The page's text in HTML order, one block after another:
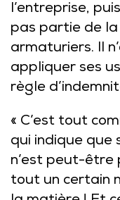
l’entreprise,
pas partie de
armaturiers. Il
appliquer ses
règle
« C’est tout
qui indique que
n’est peut-être
tout un certain